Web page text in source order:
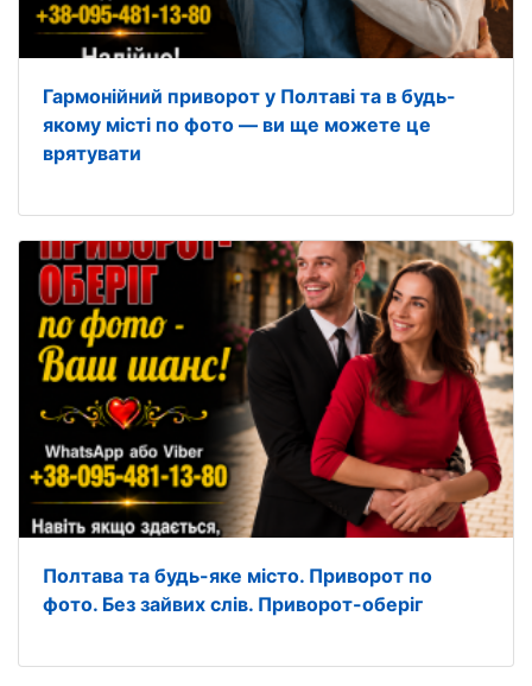
Гармонійний приворот у Полтаві та в будь-
якому місті по фото — ви ще можете це
врятувати
Полтава та будь-яке місто. Приворот по
фото. Без зайвих слів. Приворот-оберіг